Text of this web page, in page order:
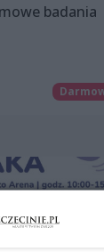
badania